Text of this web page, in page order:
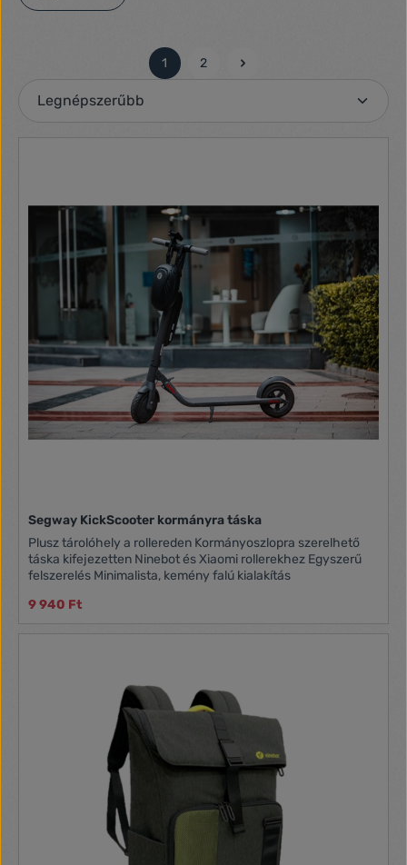
Oldal
1
Oldal
2
Segway KickScooter kormányra táska
Plusz tárolóhely a rollereden Kormányoszlopra szerelhető
táska kifejezetten Ninebot és Xiaomi rollerekhez Egyszerű
felszerelés Minimalista, kemény falú kialakítás
9 940 Ft